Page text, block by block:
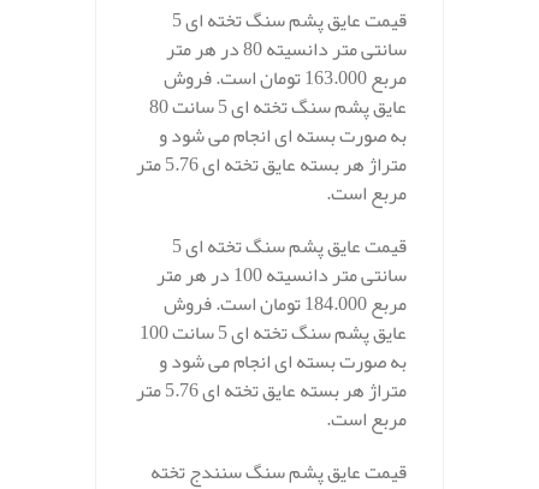
قیمت عایق پشم سنگ تخته ای 5
سانتی متر دانسیته 80 در هر متر
مربع 163.000 تومان است. فروش
عایق پشم سنگ تخته ای 5 سانت 80
به صورت بسته ای انجام می شود و
متراژ هر بسته عایق تخته ای 5.76 متر
مربع است.
قیمت عایق پشم سنگ تخته ای 5
سانتی متر دانسیته 100 در هر متر
مربع 184.000 تومان است. فروش
عایق پشم سنگ تخته ای 5 سانت 100
به صورت بسته ای انجام می شود و
متراژ هر بسته عایق تخته ای 5.76 متر
مربع است.
قیمت عایق پشم سنگ سنندج تخته